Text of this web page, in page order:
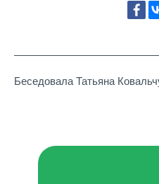
Беседовала Татьяна